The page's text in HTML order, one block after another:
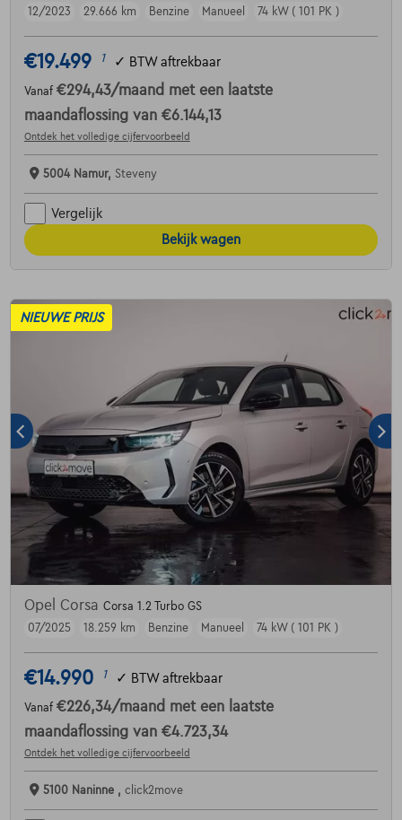
12/2023
29.666 km Benzine Manueel 74 kW ( 101 PK )
€19.499 1 ✓ BTW aftrekbaar
Vanaf €294,43/maand met een laatste
maandaflossing van €6.144,13
Ontdek het volledige cijfervoorbeeld
5004 Namur, Steveny
Vergelijk
Bekijk wagen
NIEUWE PRIJS
Opel Corsa Corsa 1.2 Turbo GS
07/2025
18.259 km Benzine Manueel 74 kW ( 101 PK )
€14.990 1 ✓ BTW aftrekbaar
Vanaf €226,34/maand met een laatste
maandaflossing van €4.723,34
Ontdek het volledige cijfervoorbeeld
5100 Naninne , click2move